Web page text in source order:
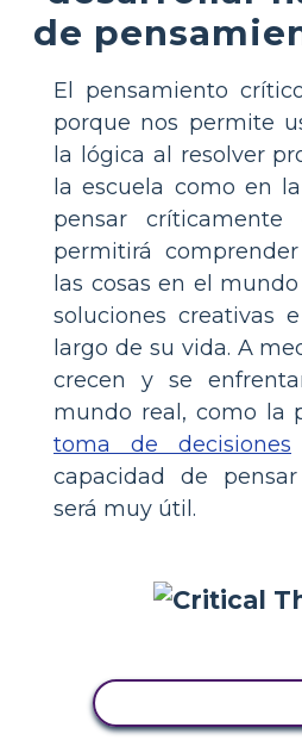
de
El pensamiento
porque nos permite
la lógica al resolver
la escuela como en
pensar
permitirá
las cosas en el
soluciones creativas
largo de su vida. A
crecen y se
mundo real, como la
toma de decisiones
capacidad de
será muy útil.